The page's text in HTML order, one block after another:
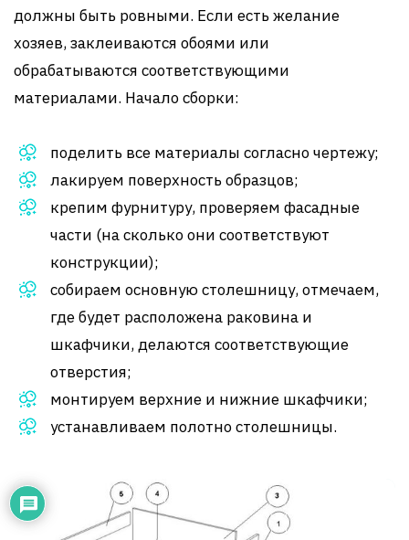
должны быть ровными. Если есть желание
хозяев, заклеиваются обоями или
обрабатываются соответствующими
материалами. Начало сборки:
поделить все материалы согласно чертежу;
лакируем поверхность образцов;
крепим фурнитуру, проверяем фасадные
части (на сколько они соответствуют
конструкции);
собираем основную столешницу, отмечаем,
где будет расположена раковина и
шкафчики, делаются соответствующие
отверстия;
монтируем верхние и нижние шкафчики;
устанавливаем полотно столешницы.